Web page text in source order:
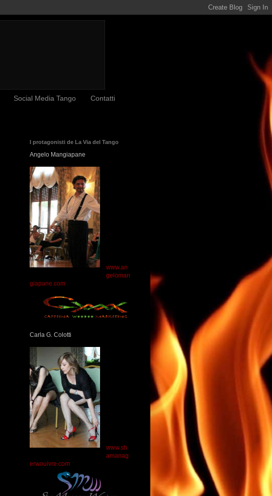
Social Media Tango Contatti
I protagonisti de La Via del Tango
Angelo Mangiapane
www.an
geloman
giapane.com
Carla G. Colotti
www.sh
amanag
erwouivre.com